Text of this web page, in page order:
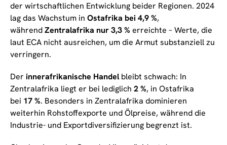
der wirtschaftlichen Entwicklung beider Regionen. 2024
lag das Wachstum in Ostafrika bei 4,9 %,
währendZentralafrika nur 3,3 % erreichte – Werte, die
laut ECA nicht ausreichen, um die Armut substanziell zu
verringern.
Der innerafrikanische Handel bleibt schwach: In
Zentralafrika liegt er bei lediglich 2 %, in Ostafrika
bei 17 %. Besonders in Zentralafrika dominieren
weiterhin Rohstoffexporte und Ölpreise, während die
Industrie- und Exportdiversifizierung begrenzt ist.